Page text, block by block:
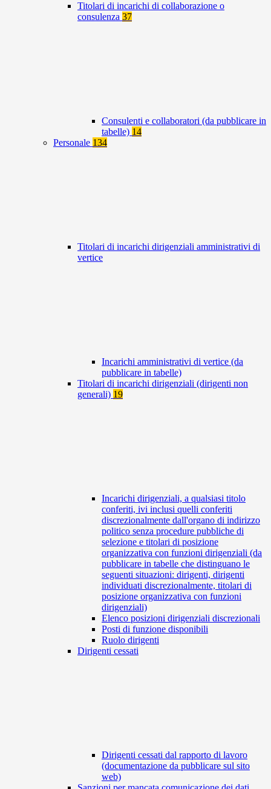
Titolari di incarichi di collaborazione o
consulenza 37
Consulenti e collaboratori (da pubblicare in
tabelle) 14
Personale 134
Titolari di incarichi dirigenziali amministrativi di
vertice
Incarichi amministrativi di vertice (da
pubblicare in tabelle)
Titolari di incarichi dirigenziali (dirigenti non
generali) 19
Incarichi dirigenziali, a qualsiasi titolo
conferiti, ivi inclusi quelli conferiti
discrezionalmente dall'organo di indirizzo
politico senza procedure pubbliche di
selezione e titolari di posizione
organizzativa con funzioni dirigenziali (da
pubblicare in tabelle che distinguano le
seguenti situazioni: dirigenti, dirigenti
individuati discrezionalmente, titolari di
posizione organizzativa con funzioni
dirigenziali)
Elenco posizioni dirigenziali discrezionali
Posti di funzione disponibili
Ruolo dirigenti
Dirigenti cessati
Dirigenti cessati dal rapporto di lavoro
(documentazione da pubblicare sul sito
web)